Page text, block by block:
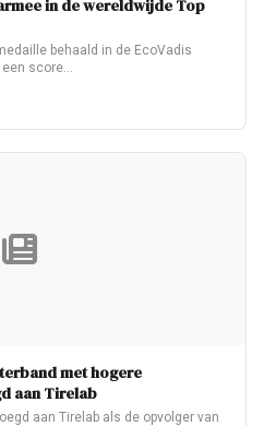
in de wereldwijde Top
behaald in de EcoVadis
een score…
met hogere
aan Tirelab
aan Tirelab als de opvolger van